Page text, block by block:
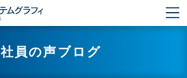
社員の声ブログ